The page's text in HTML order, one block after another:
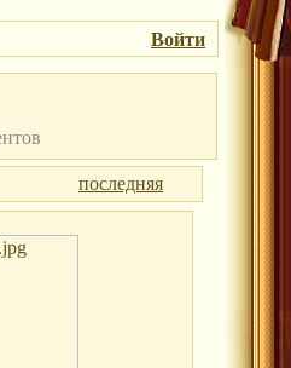
Войти
последняя